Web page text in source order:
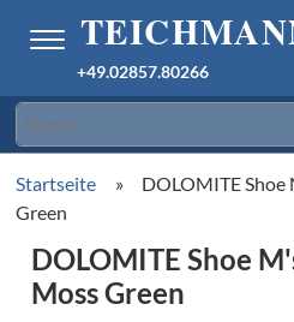
+49.02857.80266
Startseite »
DOLOMITE Shoe
Green
DOLOMITE Shoe
Moss Green